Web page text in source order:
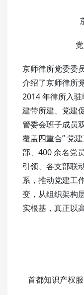
京师律所党委委
介绍了京师律所
2014 年律所入
建带所建、党建
管委会班子成员
覆盖四重合” 党
部、400 余名党
引领、各支部联
系，推动党建工
变，从组织架构
实根基，真正以
首都知识产权